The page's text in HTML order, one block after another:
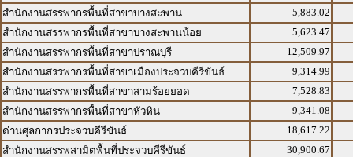
สำนักงานสรรพากรพื้นที่สาขาบางสะพาน
5,883.02
สำนักงานสรรพากรพื้นที่สาขาบางสะพานน้อย
5,623.47
สำนักงานสรรพากรพื้นที่สาขาปราณบุรี
12,509.97
สำนักงานสรรพากรพื้นที่สาขาเมืองประจวบคีรีขันธ์
9,314.99
สำนักงานสรรพากรพื้นที่สาขาสามร้อยยอด
7,528.83
สำนักงานสรรพากรพื้นที่สาขาหัวหิน
9,341.08
ด่านศุลกากรประจวบคีรีขันธ์
18,617.22
สำนักงานสรรพสามิตพื้นที่ประจวบคีรีขันธ์
30,900.67